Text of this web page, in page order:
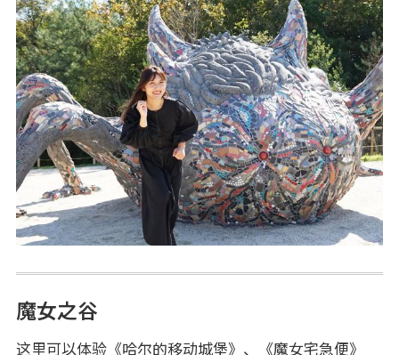
魔女之谷
这里可以体验《哈尔的移动城堡》、《魔女宅急便》